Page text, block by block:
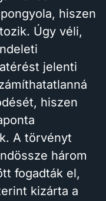
hiszen
Úgy véli,
jelenti
hiszen
A törvényt
három
fogadták el,
kizárta a